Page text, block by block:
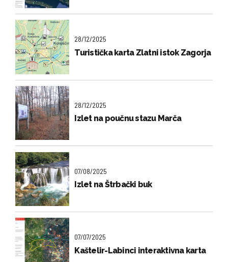
28/12/2025
Turistička karta Zlatni istok Zagorja
28/12/2025
Izlet na poučnu stazu Marča
07/08/2025
Izlet na Štrbački buk
07/07/2025
Kaštelir-Labinci interaktivna karta